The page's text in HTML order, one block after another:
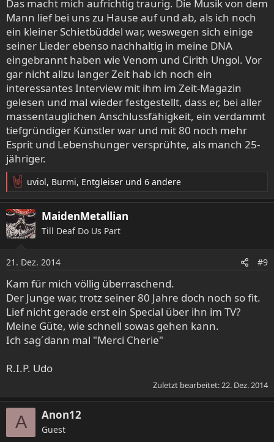
n
:
Das macht mich aufrichtig traurig. Die Musik von dem
Mann lief bei uns zu Hause auf und ab, als ich noch
ein kleiner Schietbüddel war, weswegen sich einige
seiner Lieder ebenso nachhaltig in meine DNA
eingebrannt haben wie Venom und Cirith Ungol. Vor
gar nicht allzu langer Zeit hab ich noch ein
interessantes Interview mit ihm im Zeit-Magazin
gelesen und mal wieder festgestellt, dass er, bei aller
massentauglichen Anschlussfähigkeit, ein verdammt
tiefgründiger Künstler war und mit 80 noch mehr
Esprit und Lebenshunger versprühte, als manch 25-
jähriger.
R
e
a
k
t
n
e
n
:
uviol, Burmi, Entgleiser und 6 andere
MaidenMetallian
Till Deaf Do Us Part
21. Dez. 2014 #9
Kam für mich völlig überraschend.
Der Junge war, trotz seiner 80 Jahre doch noch so fit.
Lief nicht gerade erst ein Special über ihn im TV?
Meine Güte, wie schnell sowas gehen kann.
Ich sag´dann mal "Merci Cherie"
R.I.P. Udo
Zuletzt bearbeitet: 22. Dez. 2014
A Anon12
Guest